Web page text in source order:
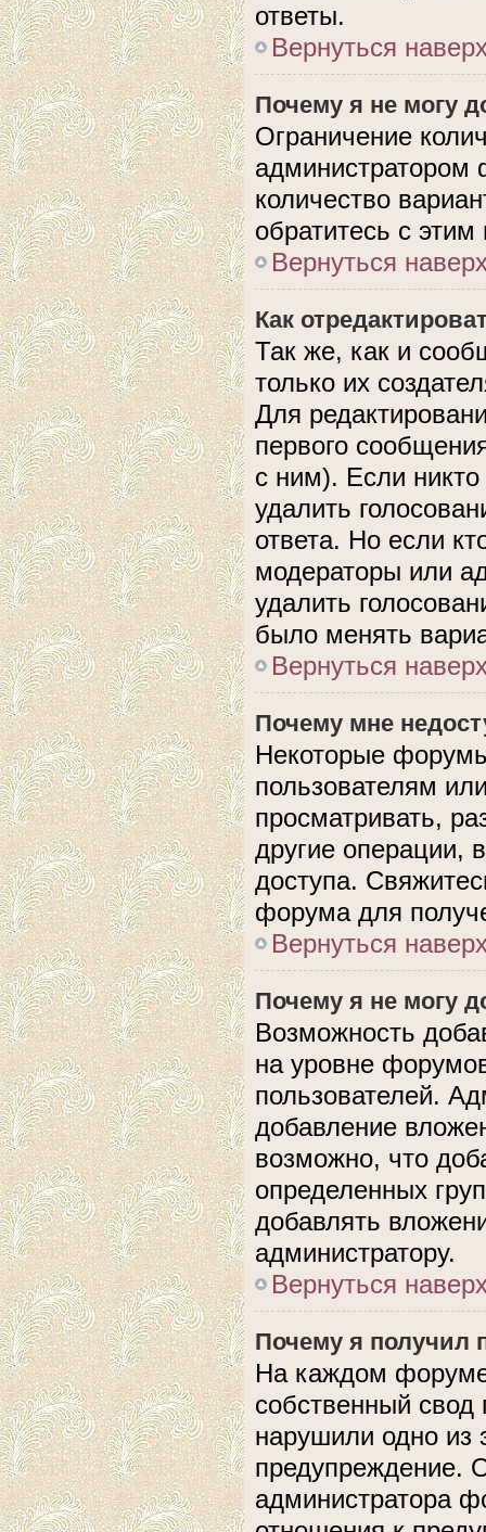
ответы.
Вернуться
Почему я не могу
Ограничение
количество
обратитесь с
Вернуться
Как
Так же, как и
только их
Для
первого
с ним). Если
удалить
ответа. Но если
модераторы или
удалить
было менять
Вернуться
Почему мне
Некоторые
пользователям
просматривать,
другие операции,
доступа.
форума для
Вернуться
Почему я не могу
Возможность
на уровне
пользователей.
добавление
возможно, что
определенных
добавлять
администратору.
Вернуться
Почему я получил
На каждом
собственный
нарушили одно из
предупреждение.
администратора